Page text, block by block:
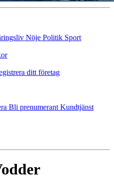
Nöje Politik Sport
ditt företag
Bli prenumerant Kundtjänst